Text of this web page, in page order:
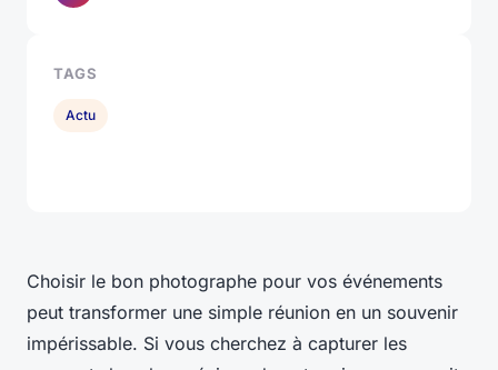
Choisir le bon photographe pour vos événements
peut transformer une simple réunion en un souvenir
impérissable. Si vous cherchez à capturer les
TAGS
Actu